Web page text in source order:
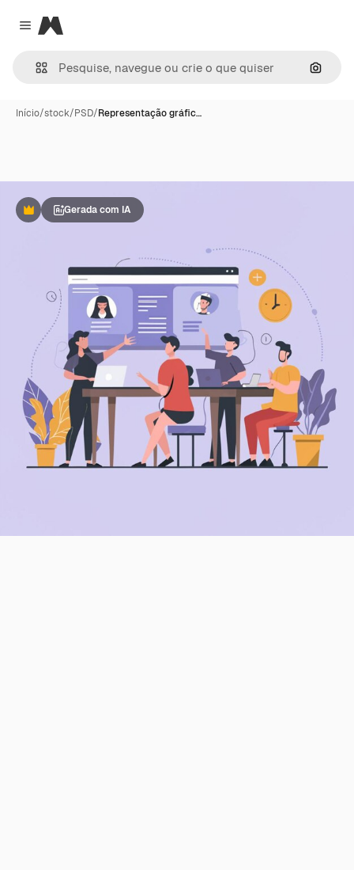
Close menu
Magnific
Início/stock/PSD/Representação gráfic…
PremiumGerada com IA